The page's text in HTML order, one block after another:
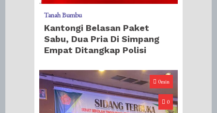
Tanah Bumbu
Kantongi Belasan Paket
Sabu, Dua Pria Di Simpang
Empat Ditangkap Polisi
0min
0